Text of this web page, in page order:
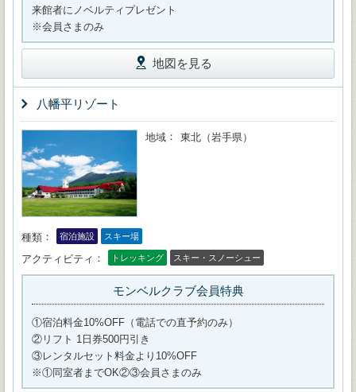
来館者にノベルティプレゼント
※会員さまのみ
地図を見る
八幡平リゾート
地域 東北（岩手県）
種類 宿泊施設 スキー場
アクティビティ トレッキング スキー・スノーシュー
モンベルクラブ会員特典
①宿泊料金10%OFF（電話での直予約のみ）
②リフト 1日券500円引き
③レンタルセット料金より10%OFF
※①同室者までOK②③会員さまのみ